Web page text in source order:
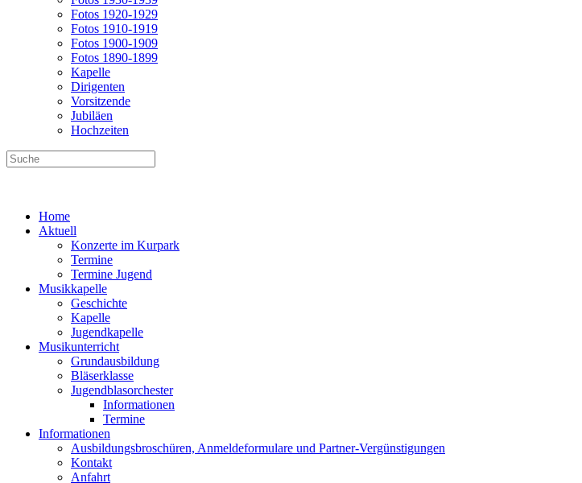
Fotos 1920-1929
Fotos 1910-1919
Fotos 1900-1909
Fotos 1890-1899
Kapelle
Dirigenten
Vorsitzende
Jubiläen
Hochzeiten
Home
Aktuell
Konzerte im Kurpark
Termine
Termine Jugend
Musikkapelle
Geschichte
Kapelle
Jugendkapelle
Musikunterricht
Grundausbildung
Bläserklasse
Jugendblasorchester
Informationen
Termine
Informationen
Ausbildungsbroschüren, Anmeldeformulare und Partner-Vergünstigungen
Kontakt
Anfahrt